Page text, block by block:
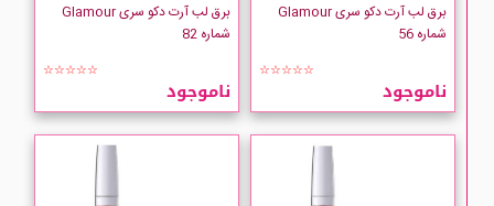
برق لب آرت دکو سری Glamour
شماره 56
☆☆☆☆☆
ناموجود
برق لب آرت دکو سری Glamour
شماره 82
☆☆☆☆☆
ناموجود